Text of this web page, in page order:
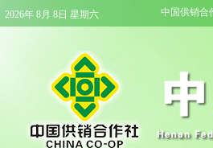
2026年 8月 8日 星期六 中国供销合